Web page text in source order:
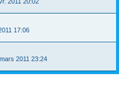
17:06
2011 23:24